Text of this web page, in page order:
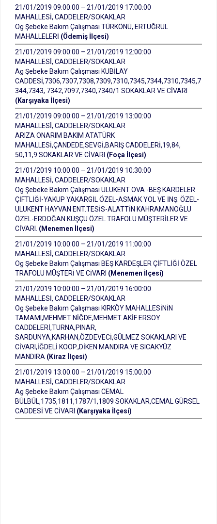
21/01/2019 09:00:00 – 21/01/2019 17:00:00
MAHALLESİ, CADDELER/SOKAKLAR
Og Şebeke Bakım Çalışması TÜRKÖNÜ, ERTUĞRUL
MAHALLELERİ (Ödemiş İlçesi)
21/01/2019 09:00:00 – 21/01/2019 12:00:00
MAHALLESİ, CADDELER/SOKAKLAR
Ag Şebeke Bakım Çalışması KUBİLAY
CADDESİ,7306,7307,7308,7309,7310,7345,7344,7310,7345,7
344,7343, 7342,7097,7340,7340/1 SOKAKLAR VE CİVARI
(Karşıyaka İlçesi)
21/01/2019 09:00:00 – 21/01/2019 13:00:00
MAHALLESİ, CADDELER/SOKAKLAR
ARIZA ONARIM BAKIM ATATÜRK
MAHALLESİ,ÇANDEDE,SEVGİ,BARIŞ CADDELERİ,19,84,
50,11,9 SOKAKLAR VE CİVARI (Foça İlçesi)
21/01/2019 10:00:00 – 21/01/2019 10:30:00
MAHALLESİ, CADDELER/SOKAKLAR
Og Şebeke Bakım Çalışması ULUKENT OVA -BEŞ KARDELER
ÇİFTLİĞİ-YAKUP YAKARGİL ÖZEL-ASMAK YOL VE İNŞ. ÖZEL-
ULUKENT HAYVAN ENT.TESİS-ALATTİN KAHRAMANOĞLU
ÖZEL-ERDOĞAN KUŞÇU ÖZEL TRAFOLU MÜŞTERİLER VE
CİVARI. (Menemen İlçesi)
21/01/2019 10:00:00 – 21/01/2019 11:00:00
MAHALLESİ, CADDELER/SOKAKLAR
Og Şebeke Bakım Çalışması BEŞ KARDEŞLER ÇİFTLİĞİ ÖZEL
TRAFOLU MÜŞTERİ VE CİVARI (Menemen İlçesi)
21/01/2019 10:00:00 – 21/01/2019 16:00:00
MAHALLESİ, CADDELER/SOKAKLAR
Og Şebeke Bakım Çalışması KIRKÖY MAHALLESİNİN
TAMAMI,MEHMET NİĞDE,MEHMET AKİF ERSOY
CADDELERİ,TURNA,PINAR,
SARDUNYA,KARHAN,ÖZDEVECİ,GÜLMEZ SOKAKLARI VE
CİVARI,İĞDELİ KOOP.,DİKEN MANDIRA VE SICAKYÜZ
MANDIRA (Kiraz İlçesi)
21/01/2019 13:00:00 – 21/01/2019 15:00:00
MAHALLESİ, CADDELER/SOKAKLAR
Ag Şebeke Bakım Çalışması CEMAL
BÜLBÜL,1735,1811,1787/1,1809 SOKAKLAR,CEMAL GÜRSEL
CADDESİ VE CİVARI (Karşıyaka İlçesi)